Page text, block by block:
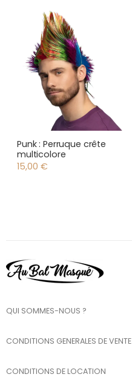
Punk : Perruque crête
multicolore
15,00 €
QUI SOMMES-NOUS ?
CONDITIONS GENERALES DE VENTE
CONDITIONS DE LOCATION